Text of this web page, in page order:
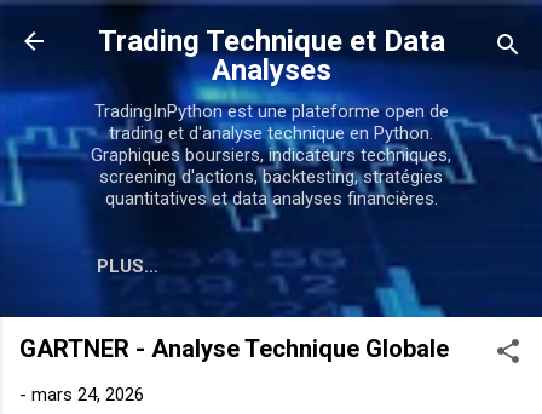
Accéder au contenu principal
Trading Technique et Data
Analyses
TradingInPython est une plateforme open de
trading et d'analyse technique en Python.
Graphiques boursiers, indicateurs techniques,
screening d'actions, backtesting, stratégies
quantitatives et data analyses financières.
PLUS…
GARTNER - Analyse Technique Globale
- mars 24, 2026